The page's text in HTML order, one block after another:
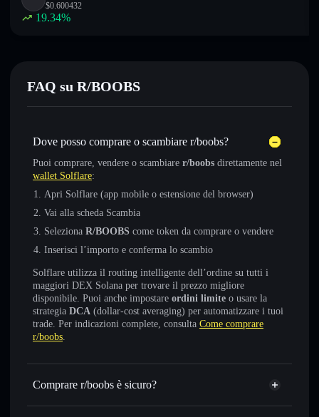
$0.600432
19.34%
FAQ su R/BOOBS
Dove posso comprare o scambiare r/boobs?
Puoi comprare, vendere o scambiare r/boobs direttamente nel
wallet Solflare:
Apri Solflare (app mobile o estensione del browser)
Vai alla scheda Scambia
Seleziona R/BOOBS come token da comprare o vendere
Inserisci l’importo e conferma lo scambio
Solflare utilizza il routing intelligente dell’ordine su tutti i
maggiori DEX Solana per trovare il prezzo migliore
disponibile. Puoi anche impostare ordini limite o usare la
strategia DCA (dollar-cost averaging) per automatizzare i tuoi
trade. Per indicazioni complete, consulta Come comprare
r/boobs.
Comprare r/boobs è sicuro?
r/boobs non è verificato